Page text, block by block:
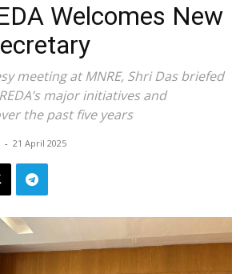
Welcomes New
meeting at MNRE, Shri Das briefed
major initiatives and
the past five years
- 21 April 2025